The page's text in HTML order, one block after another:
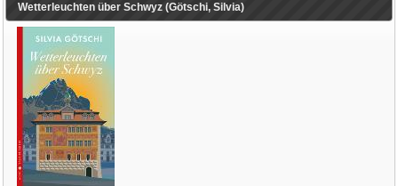
Wetterleuchten über Schwyz (Götschi, Silvia)